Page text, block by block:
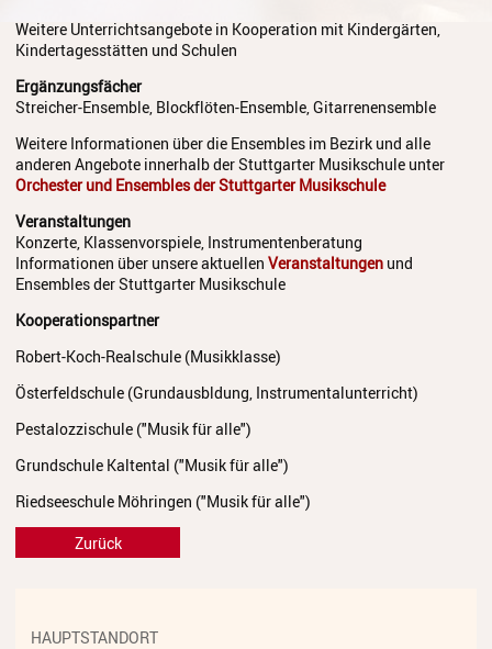
MuM - Musikunterricht für
Menschen mit Behinderung
Streichinstrumente
Zupfinstrumente
Standorte
Ensembles
Talentförderung
Weitere Unterrichtsangebote in Kooperation mit Kindergärten,
Kindertagesstätten und Schulen
Ergänzungsfächer
Streicher-Ensemble, Blockflöten-Ensemble, Gitarrenensemble
Weitere Informationen über die Ensembles im Bezirk und alle
anderen Angebote innerhalb der Stuttgarter Musikschule unter
Orchester und Ensembles der Stuttgarter Musikschule
Veranstaltungen
Konzerte, Klassenvorspiele, Instrumentenberatung
Informationen über unsere aktuellen Veranstaltungen und
Ensembles der Stuttgarter Musikschule
Kooperationspartner
Robert-Koch-Realschule (Musikklasse)
Österfeldschule (Grundausbldung, Instrumentalunterricht)
Pestalozzischule ("Musik für alle")
Grundschule Kaltental ("Musik für alle")
Riedseeschule Möhringen ("Musik für alle")
Zurück
HAUPTSTANDORT